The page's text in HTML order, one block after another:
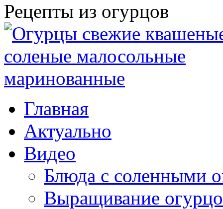
Рецепты из огурцов
Главная
Актуально
Видео
Блюда с соленными
Выращивание